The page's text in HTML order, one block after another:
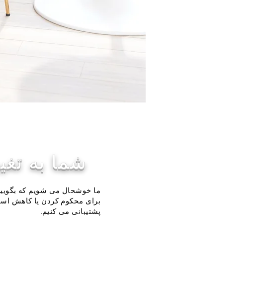
شما به
ما خوشحال می شویم که
برای محکوم کردن یا کاهش
پشتیبانی می کنیم.